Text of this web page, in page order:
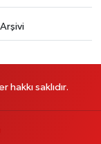
saklıdır.